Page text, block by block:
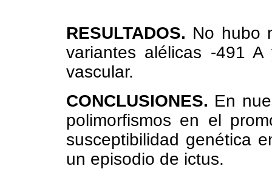
RESULTADOS. No hubo
variantes alélicas -491
vascular.
CONCLUSIONES. En
polimorfismos en el
susceptibilidad genética
un episodio de ictus.